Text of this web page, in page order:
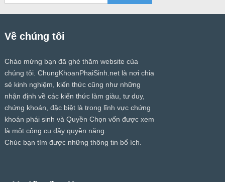
Về chúng tôi
Chào mừng bạn đã ghé thăm website của
chúng tôi. ChungKhoanPhaiSinh.netlà nơi chia
sẻ kinh nghiệm, kiến thức cũng như những
nhận định về các kiến thức làm giàu, tư duy,
chứng khoán, đặc biệt là trong lĩnh vực chứng
khoán phái sinh và Quyền Chọn vốn được xem
là một công cụ đầy quyền năng.
Chúc bạn tìm được những thông tin bổ ích.